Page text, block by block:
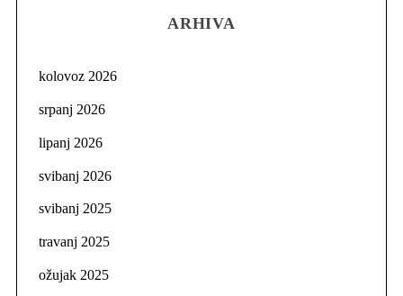
ARHIVA
kolovoz 2026
srpanj 2026
lipanj 2026
svibanj 2026
svibanj 2025
travanj 2025
ožujak 2025